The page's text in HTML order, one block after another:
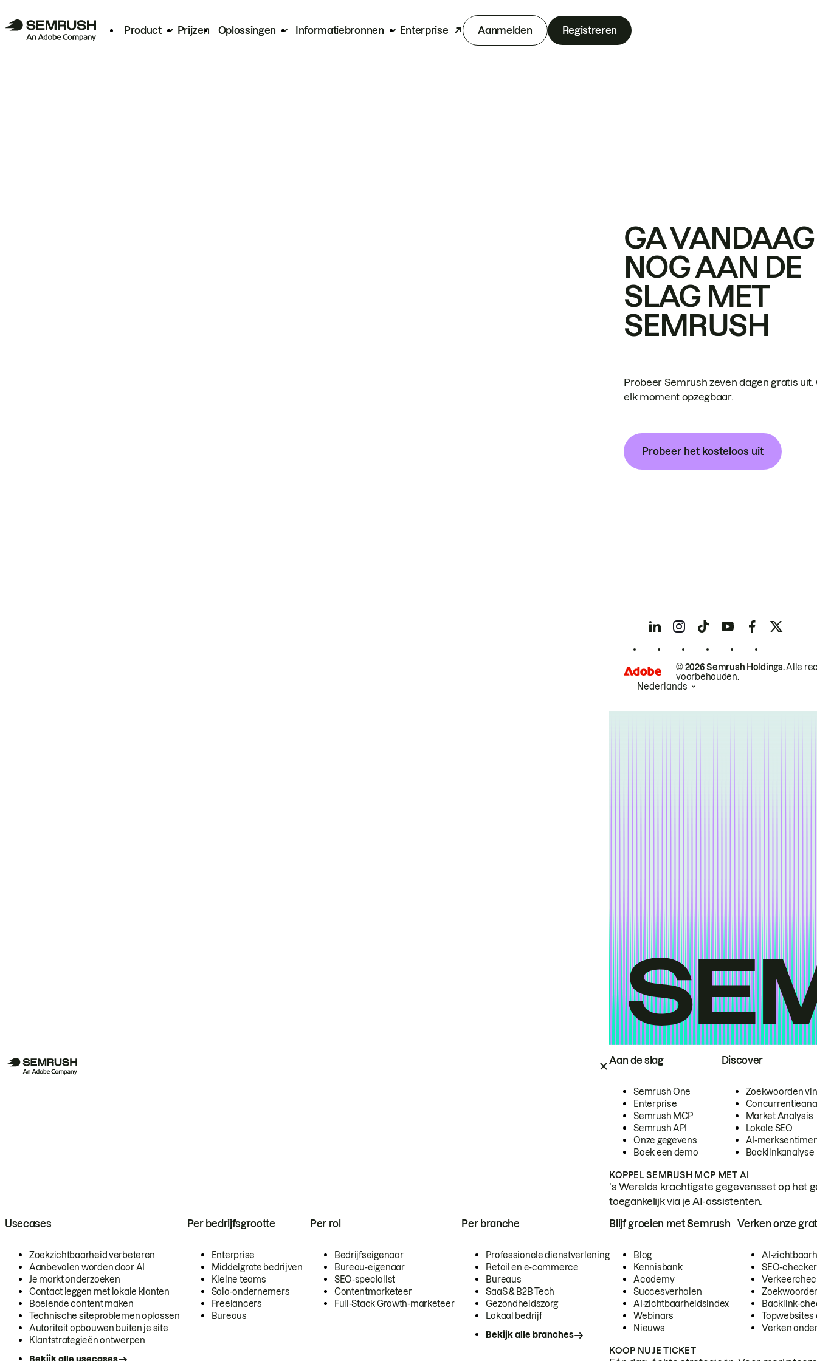
Product Prijzen Oplossingen Informatiebronnen Enterprise Aanmelden Registreren
Aan de slag
Semrush One
Enterprise
Semrush MCP
Semrush API
Onze gegevens
Boek een demo
Discover
Zoekwoorden
Market Analysis
Lokale SEO
AI-
Backlinkanalyse
KOPPEL SEMRUSH MCP MET AI
's Werelds krachtigste gegevensset op het
toegankelijk via je AI-assistenten.
Usecases
Zoekzichtbaarheid verbeteren
Aanbevolen worden door AI
Je markt onderzoeken
Contact leggen met lokale klanten
Boeiende content maken
Technische siteproblemen oplossen
Autoriteit opbouwen buiten je site
Klantstrategieën ontwerpen
Per bedrijfsgrootte
Enterprise
Middelgrote bedrijven
Kleine teams
Solo-ondernemers
Freelancers
Bureaus
Per rol
Bedrijfseigenaar
Bureau-eigenaar
SEO-specialist
Contentmarketeer
Full-Stack Growth-marketeer
Per branche
Professionele dienstverlening
Retail en e-commerce
Bureaus
SaaS & B2B Tech
Gezondheidszorg
Lokaal bedrijf
Bekijk alle branches
Blijf groeien met Semrush
Blog
Kennisbank
Academy
Succesverhalen
AI-zichtbaarheidsindex
Webinars
Nieuws
Verken onze
AI-
SEO-checker
Backlink-
Topwebsites
Verken
KOOP NU JE TICKET
GA VANDAAG
NOG AAN DE
SLAG MET
SEMRUSH
Probeer Semrush zeven dagen gratis uit.
elk moment opzegbaar.
Probeer het kosteloos uit
© 2026 Semrush Holdings.Alle
voorbehouden.
Nederlands